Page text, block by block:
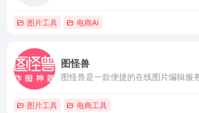
图片工具 电商AI
图怪兽
图片工具 电商工具